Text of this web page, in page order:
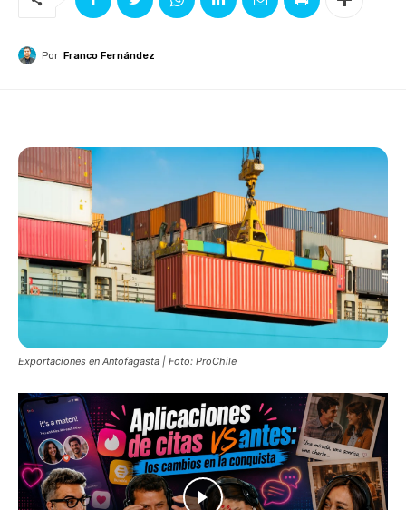
Por Franco Fernández
Exportaciones en Antofagasta | Foto: ProChile